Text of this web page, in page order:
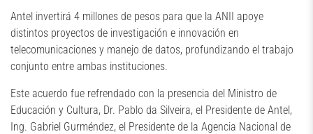
Antel invertirá 4 millones de pesos para que la ANII apoye
distintos proyectos de investigación e innovación en
telecomunicaciones y manejo de datos, profundizando el trabajo
conjunto entre ambas instituciones.
Este acuerdo fue refrendado con la presencia del Ministro de
Educación y Cultura, Dr. Pablo da Silveira, el Presidente de Antel,
Ing. Gabriel Gurméndez, el Presidente de la Agencia Nacional de